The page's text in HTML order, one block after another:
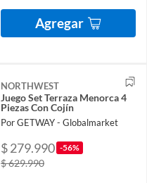
Agregar
NORTHWEST
Juego Set Terraza Menorca 4
Piezas Con Cojín
Por GETWAY - Globalmarket
$ 279.990 -56%
$ 629.990